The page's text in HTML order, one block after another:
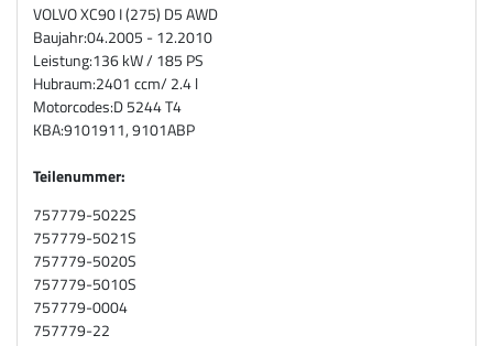
VOLVO XC90 I (275) D5 AWD
Baujahr:04.2005 - 12.2010
Leistung:136 kW / 185 PS
Hubraum:2401 ccm/ 2.4 l
Motorcodes:D 5244 T4
KBA:9101911, 9101ABP
Teilenummer:
757779-5022S
757779-5021S
757779-5020S
757779-5010S
757779-0004
757779-22